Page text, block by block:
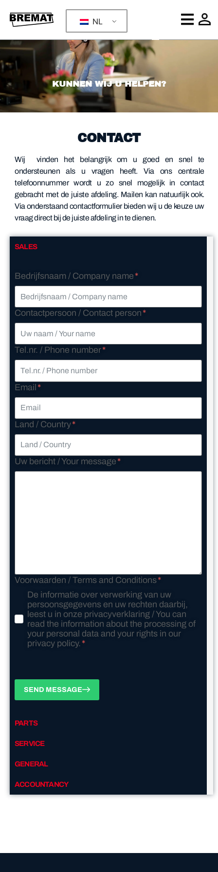
NL
KUNNEN WIJ U HELPEN?
CONTACT
Wij vinden het belangrijk om u goed en snel te
ondersteunen als u vragen heeft. Via ons centrale
telefoonnummer wordt u zo snel mogelijk in contact
gebracht met de juiste afdeling. Mailen kan natuurlijk ook.
Via onderstaand contactformulier bieden wij u de keuze uw
vraag direct bij de juiste afdeling in te dienen.
SALES
Bedrijfsnaam / Company name
Contactpersoon / Contact person
Tel.nr. / Phone number
Email
Land / Country
Uw bericht / Your message
Voorwaarden / Terms and Conditions
De informatie over verwerking van uw
persoonsgegevens en uw rechten daarbij,
leest u in onze privacyverklaring / You can
read the information about the processing of
your personal data and your rights in our
privacy policy.
SEND MESSAGE
PARTS
SERVICE
GENERAL
ACCOUNTANCY